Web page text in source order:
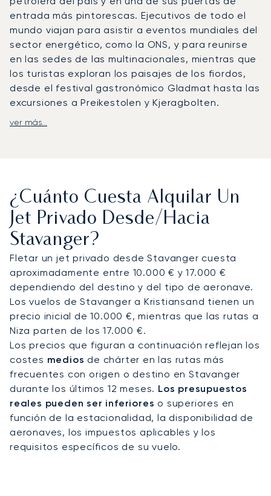
entrada más pintorescas. Ejecutivos de todo el
mundo viajan para asistir a eventos mundiales del
sector energético, como la ONS, y para reunirse
en las sedes de las multinacionales, mientras que
los turistas exploran los paisajes de los fiordos,
desde el festival gastronómico Gladmat hasta las
excursiones a Preikestolen y Kjeragbolten.
LunaJets organiza vuelos privados al
chófer llegan al Hotel Victoria, al restaurante con
estrella Michelin RE-NAA o al centro de
conferencias Stavanger Forum. Los servicios de
helicóptero amplían el acceso a las plataformas
petrolíferas y acortan los trayectos de ocio: se
puede llegar a Preikestolen en unos 15 minutos por
aire, en comparación con más de una hora por
carretera y ferry.
Con dos décadas de experiencia, LunaJets fue el
primer bróker de aviación privada europeo en
recibir la certificación Argus®, un reflejo de los
rigurosos estándares de seguridad y la excelencia
en el servicio. En Stavanger, esta experiencia
garantiza traslados precisos para el sector
energético, un acceso eficiente en helicóptero a
ubicaciones en alta mar y junto a los fiordos, y
soluciones a medida para viajes de temporada
por la costa occidental de Noruega.
ver más...
¿Cuánto Cuesta Alquilar Un
Jet Privado Desde/hacia
Stavanger?
Fletar un jet privado desde Stavanger cuesta
aproximadamente entre 10.000 € y 17.000 €
dependiendo del destino y del tipo de aeronave.
Los vuelos de Stavanger a Kristiansand tienen un
precio inicial de 10.000 €, mientras que las rutas a
Niza parten de los 17.000 €.
Los precios que figuran a continuación reflejan los
costes medios de chárter en las rutas más
frecuentes con origen o destino en Stavanger
durante los últimos 12 meses. Los presupuestos
reales pueden ser inferiores o superiores en
función de la estacionalidad, la disponibilidad de
aeronaves, los impuestos aplicables y los
requisitos específicos de su vuelo.